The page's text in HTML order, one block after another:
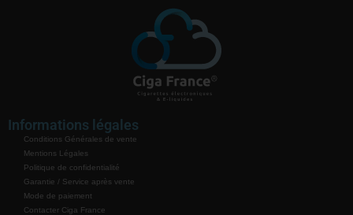
Informations légales
Conditions Générales de vente
Mentions Légales
Politique de confidentialité
Garantie / Service après vente
Mode de paiement
Contacter Ciga France